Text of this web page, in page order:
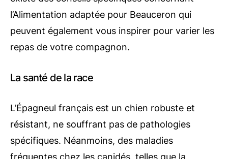
l’Alimentation adaptée pour Beauceron qui
peuvent également vous inspirer pour varier les
repas de votre compagnon.
La santé de la race
L’Épagneul français est un chien robuste et
résistant, ne souffrant pas de pathologies
spécifiques. Néanmoins, des maladies